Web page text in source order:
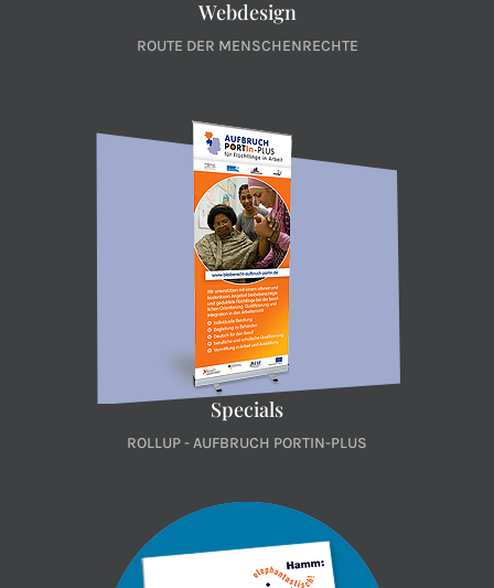
Webdesign
ROUTE DER MENSCHENRECHTE
Specials
ROLLUP - AUFBRUCH PORTIN-PLUS